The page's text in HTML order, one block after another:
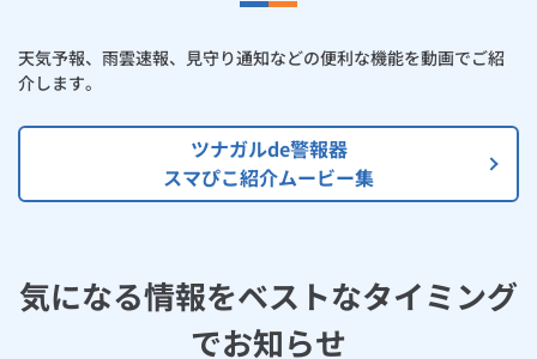
天気予報、雨雲速報、見守り通知などの便利な機能を動画でご紹
介します。
ツナガルde警報器
スマぴこ紹介ムービー集
気になる情報をベストなタイミング
でお知らせ